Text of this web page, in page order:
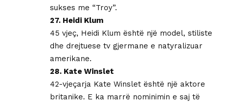
sukses me “Troy”.
27. Heidi Klum
45 vjeç, Heidi Klum është një model, stiliste
dhe drejtuese tv gjermane e natyralizuar
amerikane.
28. Kate Winslet
42-vjeçarja Kate Winslet është një aktore
britanike. E ka marrë nominimin e saj të